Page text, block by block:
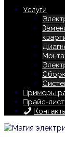
Услуги
Примеры
Прайс-лист